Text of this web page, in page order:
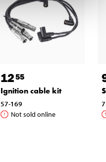
1255
Ignition cable kit
57-169
Not sold online